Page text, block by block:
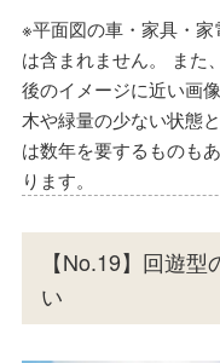
※平面図の車・家具・
は含まれません。 また
後のイメージに近い画
木や緑量の少ない状態
は数年を要するものも
ります。
【No.19】回遊
い